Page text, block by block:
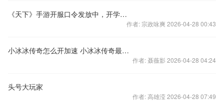
《天下》手游开服口令发放中，开学情缘季全新家园系统乐活大荒
作者: 宗政咏爽 2026-04-28 00:43
小冰冰传奇怎么开加速 小冰冰传奇最新开加速使用教程
作者: 聂薇影 2026-04-28 04:24
头号大玩家
作者: 高雄滢 2026-04-28 07:49